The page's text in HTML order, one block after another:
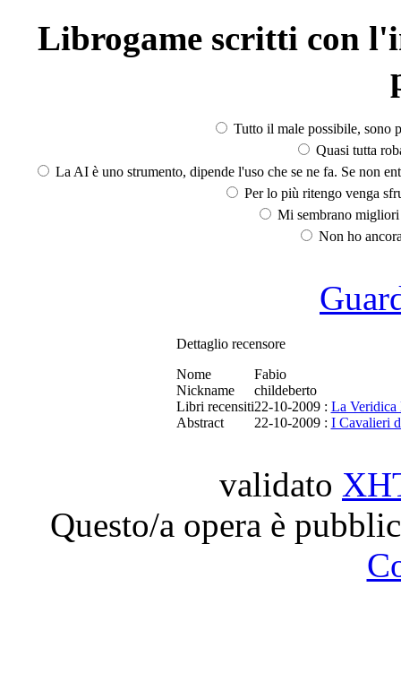
Librogame scritti con
Tutto il male possibile, sono
Quasi tutta
La AI è uno strumento, dipende l'uso che se ne fa. Se non
Per lo più ritengo venga
Mi sembrano
Non ho
Dettaglio recensore
Nome
Fabio
Nickname
childeberto
Libri recensiti22-10-2009 : La Veridica
Abstract
22-10-2009 : I Cavalieri
validato
Questo/a opera è